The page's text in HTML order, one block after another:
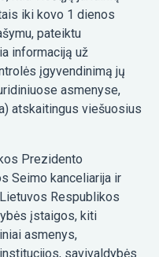
iki kovo 1 dienos
pateiktu
informaciją už
įgyvendinimą jų
asmenyse,
atskaitingus viešuosius
Prezidento
Seimo kanceliarija ir
Respublikos
įstaigos, kiti
asmenys,
savivaldybės